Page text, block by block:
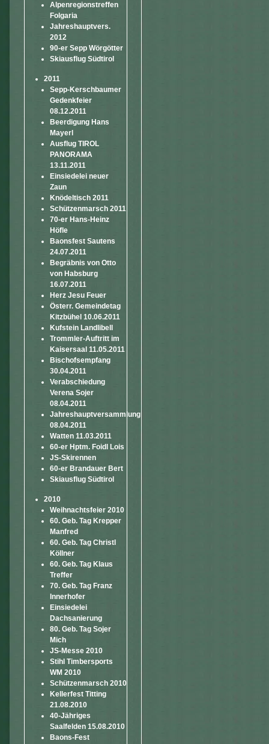
Alpenregionstreffen
Folgaria
Jahreshauptvers.
2012
90-er Sepp Wörgötter
Skiausflug Südtirol
2011
Sepp-Kerschbaumer
Gedenkfeier
08.12.2011
Beerdigung Hans
Mayerl
Ausflug TIROL
PANORAMA
13.11.2011
Einsiedelei neuer
Zaun
Knödeltisch 2011
Schützenmarsch 2011
70-er Hans-Heinz
Höfle
Baonsfest Sautens
24.07.2011
Begräbnis von Otto
von Habsburg
16.07.2011
Herz Jesu Feuer
Österr. Gemeindetag
Kitzbühel 10.06.2011
Kufstein Landlibell
Trommler-Auftritt im
Kaisersaal 11.05.2011
Bischofsempfang
30.04.2011
Verabschiedung
Verena Sojer
08.04.2011
Jahreshauptversammlung
08.04.2011
Watten 11.03.2011
60-er Hptm. Foidl Lois
JS-Skirennen
60-er Brandauer Bert
Skiausflug Südtirol
2010
Weihnachtsfeier 2010
60. Geb. Tag Krepper
Manfred
60. Geb. Tag Christl
Köllner
60. Geb. Tag Klaus
Treffer
70. Geb. Tag Franz
Innerhofer
Einsiedelei
Dachsanierung
80. Geb. Tag Sojer
Mich
JS-Messe 2010
Stihl Timbersports
WM 2010
Schützenmarsch 2010
Kellerfest Titting
21.08.2010
40-Jähriges
Saalfelden 15.08.2010
Baons-Fest